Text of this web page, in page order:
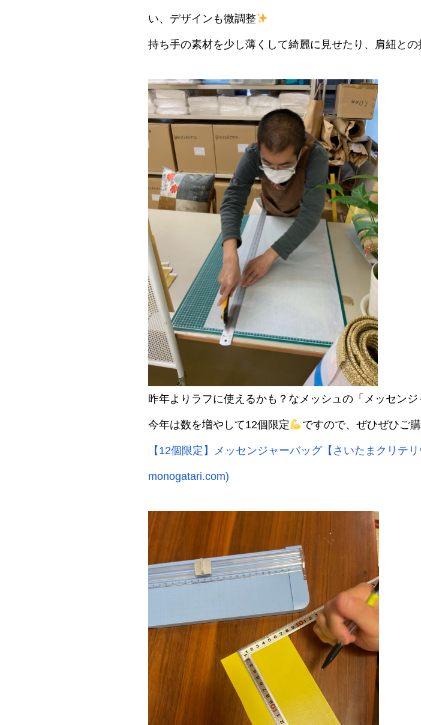
い、デザインも微調整
持ち手の素材を少し薄くして綺麗に見せたり、肩紐と
昨年よりラフに使えるかも？なメッシュの「メッセンジ
今年は数を増やして12個限定 ですので、ぜひぜひご
【12個限定】メッセンジャーバッグ【さいたまクリテ
monogatari.com)